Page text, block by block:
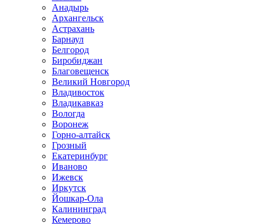
Анадырь
Архангельск
Астрахань
Барнаул
Белгород
Биробиджан
Благовещенск
Великий Новгород
Владивосток
Владикавказ
Вологда
Воронеж
Горно-алтайск
Грозный
Екатеринбург
Иваново
Ижевск
Иркутск
Йошкар-Ола
Калининград
Кемерово